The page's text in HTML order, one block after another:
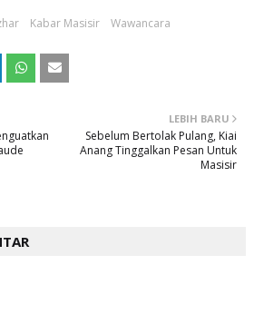
Kabar Masisir Wawancara
LEBIH BARU
Sebelum Bertolak Pulang, Kiai
Anang Tinggalkan Pesan Untuk
Masisir